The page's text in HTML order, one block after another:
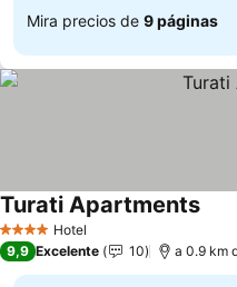
Mira precios de 9 páginas
4 EstrellasHotel
Turati Apartments
9,9 Excelente 10 a 0.9 km